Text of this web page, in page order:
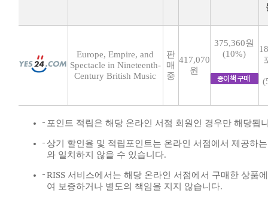
Europe, Empire, and
Spectacle in Nineteenth-
Century British Music
판
매
중
417,070
원
375,360원
(10%)
포인트 적립은 해당 온라인 서점 회원인 경우만 해당됩
상기 할인율 및 적립포인트는 온라인 서점에서 제공하
와 일치하지 않을 수 있습니다.
RISS 서비스에서는 해당 온라인 서점에서 구매한 상품
여 보증하거나 별도의 책임을 지지 않습니다.